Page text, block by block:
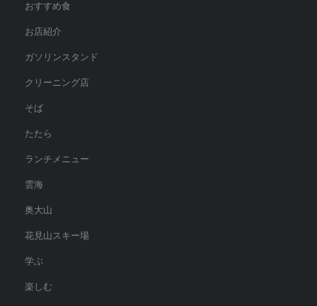
おすすめ食
お店紹介
ガソリンスタンド
クリーニング店
そば
たたら
ランチメニュー
雲海
奥大山
花見山スキー場
学ぶ
楽しむ